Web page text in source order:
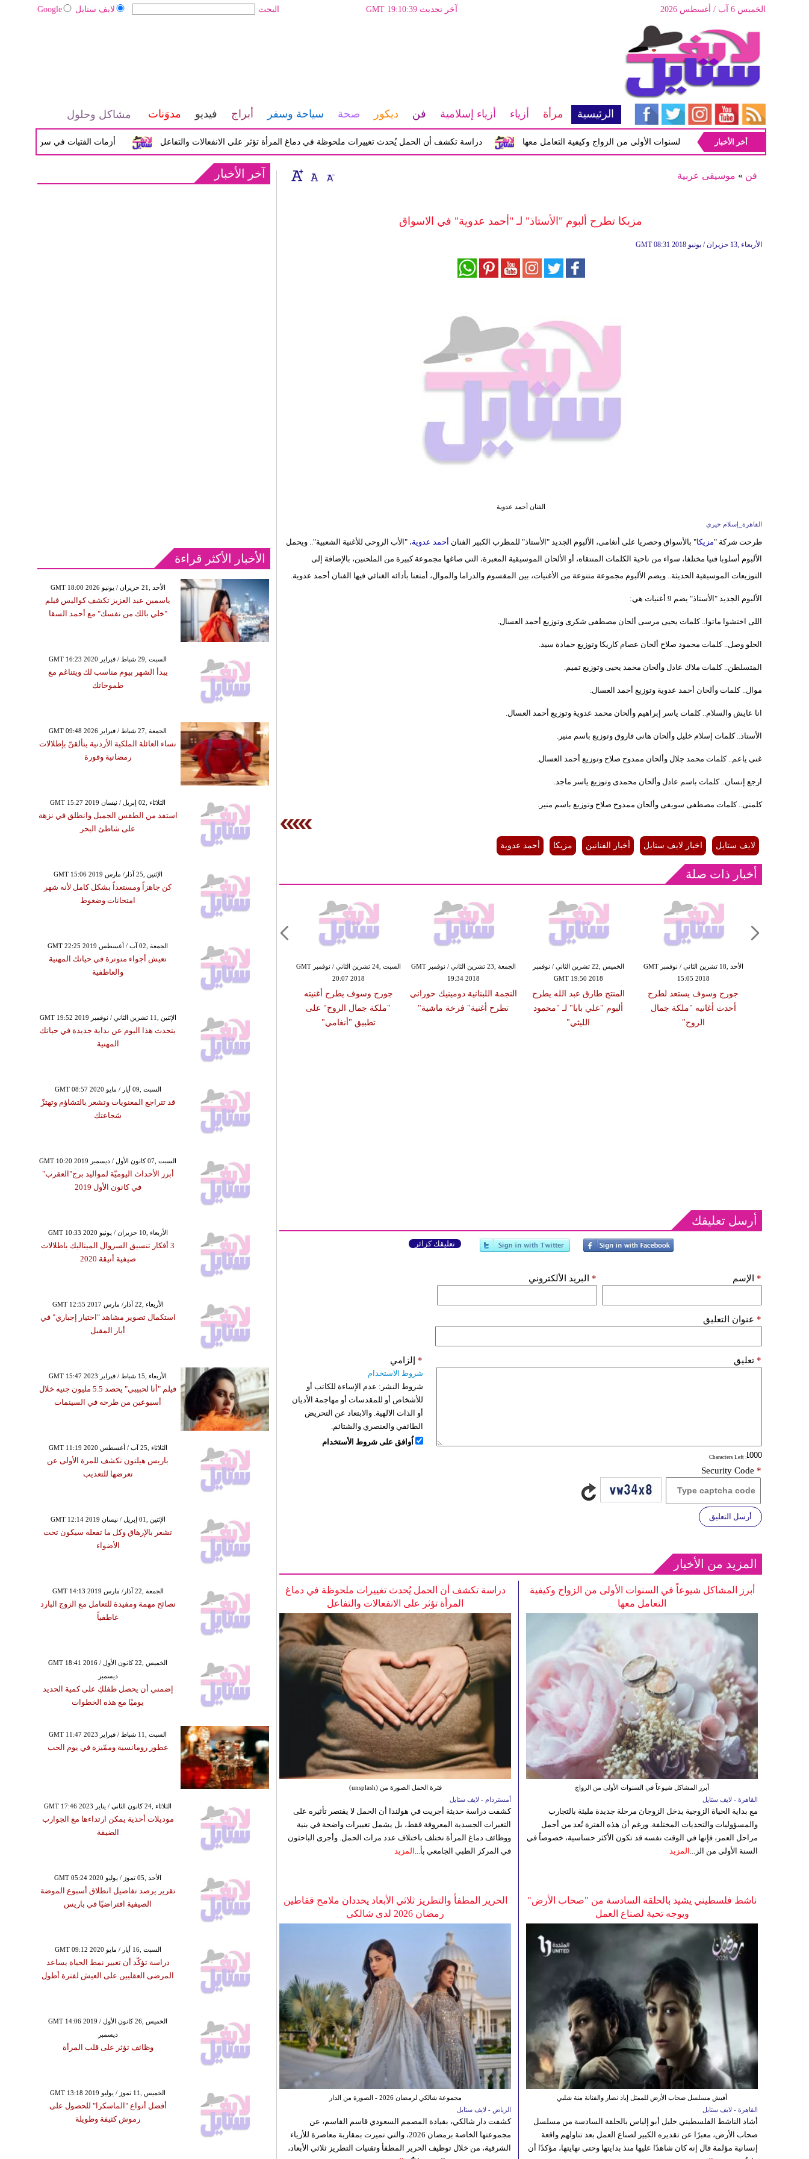
لايف ستايل Google البحث آخر تحديث GMT 19:10:39 الخميس 6 آب / أغسطس 2026
الرئيسية مرأة أزياء أزياء إسلامية فن ديكور صحة سياحة وسفر أبراج فيديو مدوَنات مشاكل وحلول
أزمات الفتيات في سن المراهقة بين دراسة تكشف أن الحمل يُحدث تغييرات ملحوظة في دماغ المرأة تؤثر على الانفعالات والتفاعل أبرز المشاكل شيوعاً في السنوات الأولى من الزواج وكيفية التعامل معها
أخر الأخبار
فن » موسيقى عربية
مزيكا تطرح ألبوم "الأستاذ" لـ "أحمد عدوية" في الاسواق
GMT 08:31 2018 الأربعاء ,13 حزيران / يونيو
الفنان أحمد عدوية
القاهرة_إسلام خيري
طرحت شركة "مزيكا" بالأسواق وحصريا على أنغامى، الألبوم الجديد "الأستاذ" للمطرب الكبير الفنان أحمد عدوية، "الأب الروحى للأغنية الشعبية".. ويحمل
الألبوم أسلوبا فنيا مختلفا، سواء من ناحية الكلمات المنتقاه، أو الألحان الموسيقية المعبرة، التي صاغها مجموعة كبيرة من الملحنين، بالإضافة إلى
التوزيعات الموسيقية الحديثة.. ويضم الألبوم مجموعة متنوعة من الأغنيات، بين المقسوم والدراما والموال، أمتعنا بأدائه الغنائي فيها الفنان أحمد عدوية.
الألبوم الجديد "الأستاذ" يضم 9 أغنيات هي:
اللى اختشوا ماتوا.. كلمات يحيى مرسى ألحان مصطفى شكرى وتوزيع أحمد العسال.
الحلو وصل.. كلمات محمود صلاح ألحان عصام كاريكا وتوزيع حمادة سيد.
المتسلطن.. كلمات ملاك عادل وألحان محمد يحيى وتوزيع تميم.
موال.. كلمات وألحان أحمد عدوية وتوزيع أحمد العسال.
انا عايش والسلام.. كلمات ياسر إبراهيم وألحان محمد عدوية وتوزيع أحمد العسال.
الأستاذ.. كلمات إسلام خليل وألحان هانى فاروق وتوزيع باسم منير.
غنى ياعم.. كلمات محمد جلال وألحان ممدوح صلاح وتوزيع أحمد العسال.
ارجع إنسان.. كلمات باسم عادل وألحان محمدى وتوزيع ياسر ماجد.
كلمنى.. كلمات مصطفى سويفى وألحان ممدوح صلاح وتوزيع باسم منير.
لايف ستايل اخبار لايف ستايل أخبار الفنانين مزيكا أحمد عدوية
أخبار ذات صلة
السبت ,24 تشرين الثاني / نوفمبر GMT
20:07 2018
جورج وسوف يطرح أغنيته
"ملكة جمال الروح" على
تطبيق "أنغامي"
الجمعة ,23 تشرين الثاني / نوفمبر GMT
19:34 2018
النجمة اللبنانية دومينيك حوراني
تطرح أغنية" فرخة ماشية"
الخميس ,22 تشرين الثاني / نوفمبر
GMT 19:50 2018
المنتج طارق عبد الله يطرح
ألبوم "علي بابا" لـ "محمود
الليثي"
الأحد ,18 تشرين الثاني / نوفمبر GMT
15:05 2018
جورج وسوف يستعد لطرح
أحدث أغانيه "ملكة جمال
الروح"
أرسل تعليقك
تعليقك كزائر
الإسم * البريد الألكتروني *
عنوان التعليق *
تعليق *
: Characters Left
إلزامي *
شروط الاستخدام
شروط النشر: عدم الإساءة للكاتب أو
للأشخاص أو للمقدسات أو مهاجمة الأديان
أو الذات الالهية. والابتعاد عن التحريض
الطائفي والعنصري والشتائم.
اُوافق على شروط الأستخدام
Security Code *
أرسل التعليق
المزيد من الأخبار
دراسة تكشف أن الحمل يُحدث تغييرات ملحوظة في دماغ
المرأة تؤثر على الانفعالات والتفاعل
فترة الحمل الصورة من (unsplash)
أمستردام - لايف ستايل
كشفت دراسة حديثة أجريت في هولندا أن الحمل لا يقتصر تأثيره على
التغيرات الجسدية المعروفة فقط، بل يشمل تغييرات واضحة في بنية
ووظائف دماغ المرأة تختلف باختلاف عدد مرات الحمل. وأجرى الباحثون
في المركز الطبي الجامعي بأ... المزيد
أبرز المشاكل شيوعاً في السنوات الأولى من الزواج وكيفية
التعامل معها
أبرز المشاكل شيوعاً في السنوات الأولى من الزواج
القاهرة - لايف ستايل
مع بداية الحياة الزوجية يدخل الزوجان مرحلة جديدة مليئة بالتجارب
والمسؤوليات والتحديات المختلفة. ورغم أن هذه الفترة تُعد من أجمل
مراحل العمر، فإنها في الوقت نفسه قد تكون الأكثر حساسية، خصوصاً في
السنة الأولى من الز... المزيد
الحرير المطفأ والتطريز ثلاثي الأبعاد يحددان ملامح قفاطين
رمضان 2026 لدى شالكي
مجموعة شالكي لرمضان 2026 - الصورة من الدار
الرياض - لايف ستايل
كشفت دار شالكي، بقيادة المصمم السعودي قاسم القاسم، عن
مجموعتها الخاصة برمضان 2026، والتي تميزت بمقاربة معاصرة للأزياء
الشرقية، من خلال توظيف الحرير المطفأ وتقنيات التطريز ثلاثي الأبعاد،
ناشط فلسطيني يشيد بالحلقة السادسة من "صحاب الأرض"
ويوجه تحية لصناع العمل
أفيش مسلسل صحاب الأرض للممثل إياد نصار والفنانة منة شلبي
القاهرة - لايف ستايل
أشاد الناشط الفلسطيني خليل أبو إلياس بالحلقة السادسة من مسلسل
صحاب الأرض، معبرًا عن تقديره الكبير لصناع العمل بعد تناولهم واقعة
إنسانية مؤلمة قال إنه كان شاهدًا عليها منذ بدايتها وحتى نهايتها، مؤكدًا أن
آخر الأخبار
الأخبار الأكثر قراءة
GMT 18:00 2026 الأحد ,21 حزيران / يونيو
ياسمين عبد العزيز تكشف كواليس فيلم
"خلي بالك من نفسك" مع أحمد السقا
GMT 16:23 2020 السبت ,29 شباط / فبراير
يبدأ الشهر بيوم مناسب لك ويتناغم مع
طموحاتك
GMT 09:48 2026 الجمعة ,27 شباط / فبراير
نساء العائلة الملكية الأردنية يتألقنّ بإطلالات
رمضانية وقورة
GMT 15:27 2019 الثلاثاء ,02 إبريل / نيسان
استفد من الطقس الجميل وانطلق في نزهة
على شاطئ البحر
GMT 15:06 2019 الإثنين ,25 آذار/ مارس
كن جاهزاً ومستعداً بشكل كامل لأنه شهر
امتحانات وضغوط
GMT 22:25 2019 الجمعة ,02 آب / أغسطس
تعيش أجواء متوترة في حياتك المهنية
والعاطفية
GMT 19:52 2019 الإثنين ,11 تشرين الثاني / نوفمبر
يتحدث هذا اليوم عن بداية جديدة في حياتك
المهنية
GMT 08:57 2020 السبت ,09 أيار / مايو
قد تتراجع المعنويات وتشعر بالتشاؤم وتهتزّ
شجاعتك
GMT 10:20 2019 السبت ,07 كانون الأول / ديسمبر
أبرز الأحداث اليوميّة لمواليد برج"العقرب"
في كانون الأول 2019
GMT 10:33 2020 الأربعاء ,10 حزيران / يونيو
3 أفكار تنسيق السروال الميتاليك باطلالات
صيفية أنيقة 2020
GMT 12:55 2017 الأربعاء ,22 آذار/ مارس
استكمال تصوير مشاهد "اختيار إجباري" في
أيار المقبل
GMT 15:47 2023 الأربعاء ,15 شباط / فبراير
فيلم "أنا لحبيبي" يحصد 5.5 مليون جنيه خلال
أسبوعين من طرحه في السينمات
GMT 11:19 2020 الثلاثاء ,25 آب / أغسطس
باريس هيلتون تكشف للمرة الأولى عن
تعرضها للتعذيب
GMT 12:14 2019 الإثنين ,01 إبريل / نيسان
تشعر بالإرهاق وكل ما تفعله سيكون تحت
الأضواء
GMT 14:13 2019 الجمعة ,22 آذار/ مارس
نصائح مهمة ومفيدة للتعامل مع الزوج البارد
عاطفياً
GMT 18:41 2016 الخميس ,22 كانون الأول /
ديسمبر
إضمني أن يحصل طفلكِ على كمية الحديد
يوميًا مع هذه الخطوات
GMT 11:47 2023 السبت ,11 شباط / فبراير
عطور رومانسية وممّيزة في يوم الحب
GMT 17:46 2023 الثلاثاء ,24 كانون الثاني / يناير
موديلات أحذية يمكن ارتداءها مع الجوارب
الضيقة
GMT 05:24 2020 الأحد ,05 تموز / يوليو
تقرير يرصد تفاصيل انطلاق أسبوع الموضة
الصيفية افتراضيًا في باريس
GMT 09:12 2020 السبت ,16 أيار / مايو
دراسة تؤكّد أن تغيير نمط الحياة يساعد
المرضى العقليين على العيش لفترة أطول
GMT 14:06 2019 الخميس ,26 كانون الأول /
ديسمبر
وظائف تؤثر على قلب المرأة
GMT 13:18 2019 الخميس ,11 تموز / يوليو
أفضل أنواع "الماسكرا" للحصول على
رموش كثيفة وطويلة